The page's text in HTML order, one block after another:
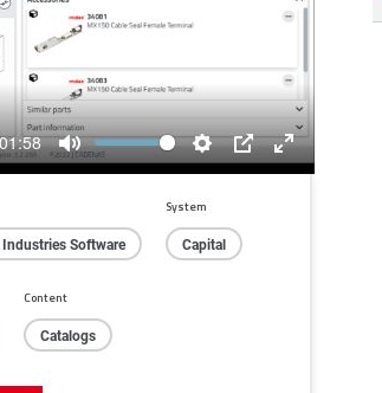
01:58
Mute
Settings
PIP
Enter
Software
System
Capital
Content
Catalogs